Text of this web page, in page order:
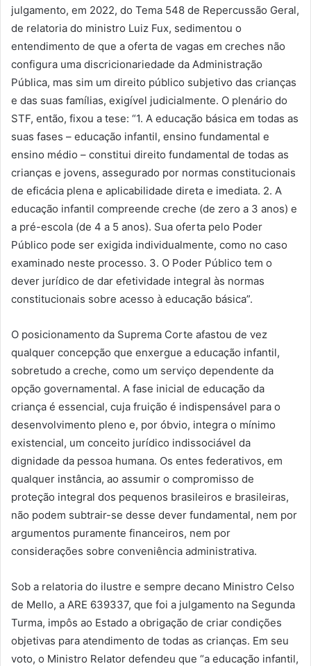
julgamento, em 2022, do Tema 548 de Repercussão Geral,
de relatoria do ministro Luiz Fux, sedimentou o
entendimento de que a oferta de vagas em creches não
configura uma discricionariedade da Administração
Pública, mas sim um direito público subjetivo das crianças
e das suas famílias, exigível judicialmente. O plenário do
STF, então, fixou a tese: “1. A educação básica em todas as
suas fases – educação infantil, ensino fundamental e
ensino médio – constitui direito fundamental de todas as
crianças e jovens, assegurado por normas constitucionais
de eficácia plena e aplicabilidade direta e imediata. 2. A
educação infantil compreende creche (de zero a 3 anos) e
a pré-escola (de 4 a 5 anos). Sua oferta pelo Poder
Público pode ser exigida individualmente, como no caso
examinado neste processo. 3. O Poder Público tem o
dever jurídico de dar efetividade integral às normas
constitucionais sobre acesso à educação básica”.
O posicionamento da Suprema Corte afastou de vez
qualquer concepção que enxergue a educação infantil,
sobretudo a creche, como um serviço dependente da
opção governamental. A fase inicial de educação da
criança é essencial, cuja fruição é indispensável para o
desenvolvimento pleno e, por óbvio, integra o mínimo
existencial, um conceito jurídico indissociável da
dignidade da pessoa humana. Os entes federativos, em
qualquer instância, ao assumir o compromisso de
proteção integral dos pequenos brasileiros e brasileiras,
não podem subtrair-se desse dever fundamental, nem por
argumentos puramente financeiros, nem por
considerações sobre conveniência administrativa.
Sob a relatoria do ilustre e sempre decano Ministro Celso
de Mello, a ARE 639337, que foi a julgamento na Segunda
Turma, impôs ao Estado a obrigação de criar condições
objetivas para atendimento de todas as crianças. Em seu
voto, o Ministro Relator defendeu que “a educação infantil,